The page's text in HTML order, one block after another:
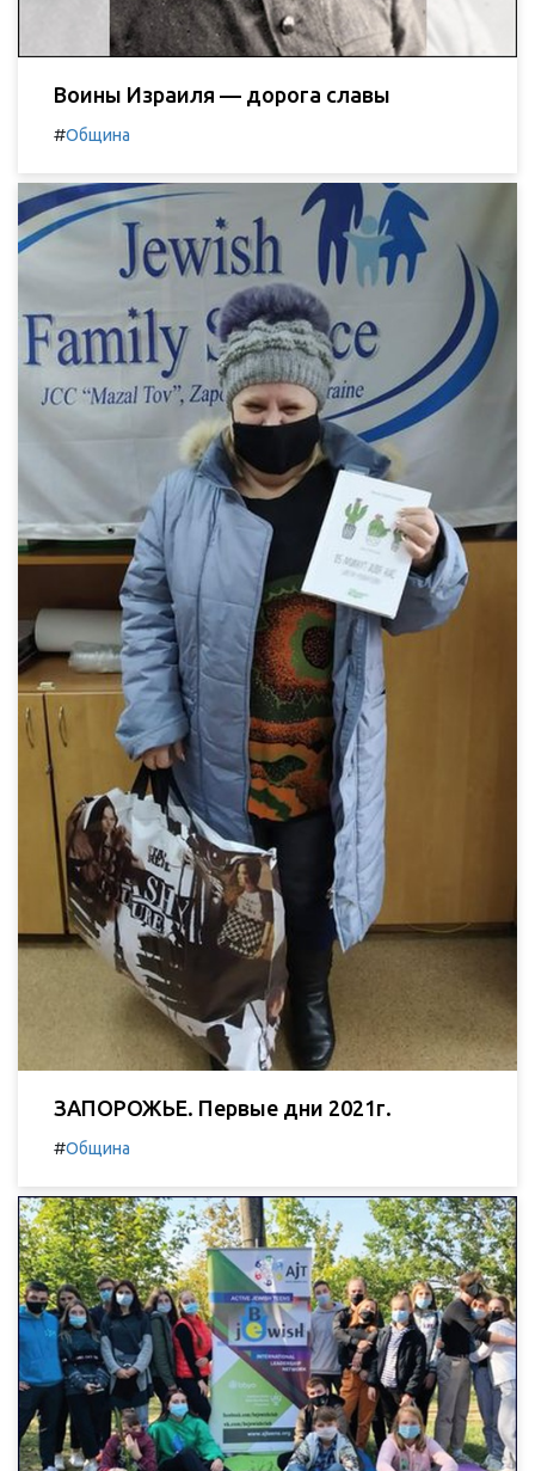
Воины Израиля — дорога славы
#Община
ЗАПОРОЖЬЕ. Первые дни 2021г.
#Община